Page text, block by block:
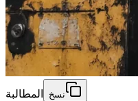
المطالبة نسخ